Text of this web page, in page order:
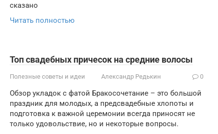
сказано
Читать полностью
Топ свадебных причесок на средние волосы
Полезные советы и идеи Александр Редькин 0
Обзор укладок с фатой Бракосочетание – это большой
праздник для молодых, а предсвадебные хлопоты и
подготовка к важной церемонии всегда приносят не
только удовольствие, но и некоторые вопросы.